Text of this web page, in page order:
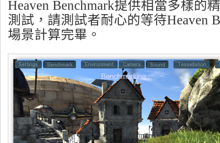
Heaven Benchmark提供相當多樣的
測試，請測試者耐心的等待Heaven
場景計算完畢。